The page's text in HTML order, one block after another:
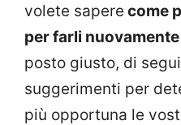
volete sapere come
per farli
posto giusto, di
suggerimenti per
più opportuna le